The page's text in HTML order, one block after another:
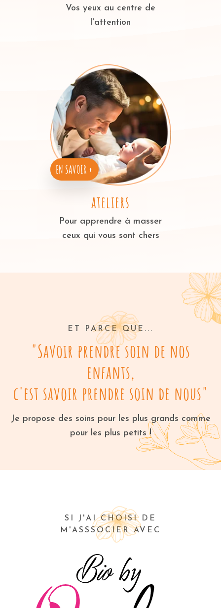
Vos yeux au centre de
l'attention
EN SAVOIR +
ateliers
Pour apprendre à masser
ceux qui vous sont chers
ET PARCE QUE...
"Savoir prendre soin de nos
enfants,
c'est savoir prendre soin de nous"
Je propose des soins pour les plus grands comme
pour les plus petits !
SI J'AI CHOISI DE
M'ASSSOCIER AVEC